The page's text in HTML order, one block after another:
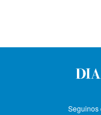
Seguinos